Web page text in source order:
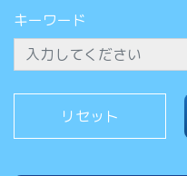
キーワード